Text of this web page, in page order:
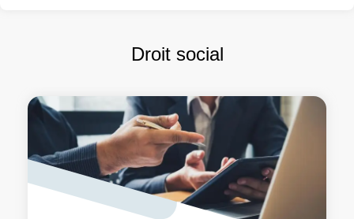
Droit social